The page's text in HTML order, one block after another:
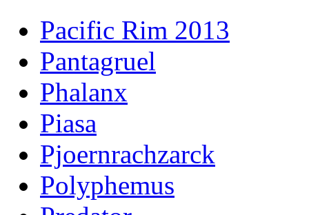
Pacific Rim 2013
Pantagruel
Phalanx
Piasa
Pjoernrachzarck
Polyphemus